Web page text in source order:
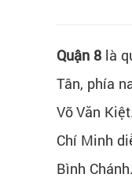
Quận 8là
Tân, phía
Võ Văn
Chí Minh
Bình